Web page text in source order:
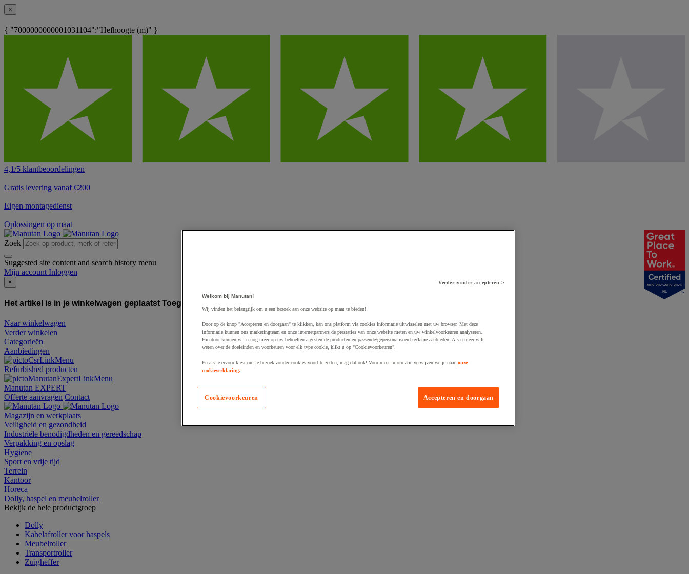
×
{ "7000000000001031104":"Hefhoogte (m)" }
4,1/5 klantbeoordelingen
Gratis levering vanaf €200
Eigen montagedienst
Oplossingen op maat
Zoek
Suggested site content and search history menu
Mijn account Inloggen
×
Het artikel is in je winkelwagen geplaatst Toegevoegd aan winkelwagen
Naar winkelwagen
Verder winkelen
Categorieën
Aanbiedingen
Refurbished producten
Manutan EXPERT
Offerte aanvragen Contact
Magazijn en werkplaats
Veiligheid en gezondheid
Industriële benodigdheden en gereedschap
Verpakking en opslag
Hygiëne
Sport en vrije tijd
Terrein
Kantoor
Horeca
Dolly, haspel en meubelroller
Bekijk de hele productgroep
Dolly
Kabelafroller voor haspels
Meubelroller
Transportroller
Zuigheffer
NOV 2025-NOV 2026
NL
Verder zonder accepteren >
Welkom bij Manutan!
Wij vinden het belangrijk om u een bezoek aan onze website op maat te bieden!
Door op de knop "Accepteren en doorgaan" te klikken, kan ons platform via cookies informatie uitwisselen met uw browser. Met deze
informatie kunnen ons marketingteam en onze internetpartners de prestaties van onze website meten en uw winkelvoorkeuren analyseren.
Hierdoor kunnen wij u nog meer op uw behoeften afgestemde producten en passende/gepersonaliseerd reclame aanbieden. Als u meer wilt
weten over de doeleinden en voorkeuren voor elk type cookie, klikt u op "Cookievoorkeuren".
En als je ervoor kiest om je bezoek zonder cookies voort te zetten, mag dat ook! Voor meer informatie verwijzen we je naar onze
cookieverklaring.
Accepteren en doorgaan
Cookievoorkeuren